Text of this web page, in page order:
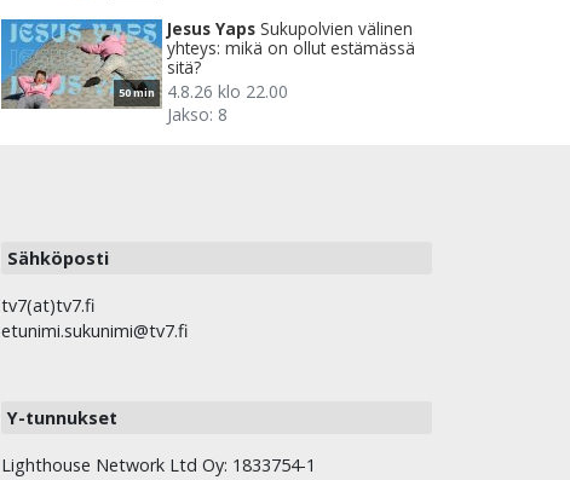
50 min
Jesus Yaps Sukupolvien välinen
yhteys: mikä on ollut estämässä
sitä?
4.8.26 klo 22.00
Jakso: 8
Sähköposti
tv7(at)tv7.fi
etunimi.sukunimi@tv7.fi
Y-tunnukset
Lighthouse Network Ltd Oy: 1833754-1